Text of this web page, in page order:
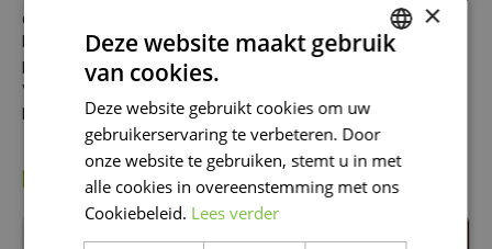
de herfst. Gooi je plant dus niet weg, maar zet ‘m in een
koelere ruimte om opnieuw energie te krijgen. Zie je na een
paar maanden de eerste stengels met bloemen
verschijnen? Dan geniet je binnenkort opnieuw van de
prachtige bloei van je orchidee.
KIJK OOK EENS NAAR DE VOLGENDE BERICHTEN:
×
Deze website maakt gebruik
van cookies.
Deze website gebruikt cookies om uw
gebruikerservaring te verbeteren. Door
onze website te gebruiken, stemt u in met
alle cookies in overeenstemming met ons
Cookiebeleid. Lees verder